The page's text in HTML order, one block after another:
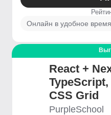
Онлайн в удобное время
React +
CSS Grid
PurpleSchool